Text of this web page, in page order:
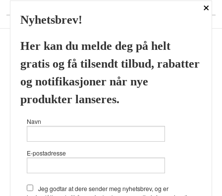
DIN KONTO
Frakt Kjøpsbetingelser
Sikkerhet og personvern
Nyhetsbrev
Viking’s Perfume House & Beard Co Fløenbakken 43 A 5009
Bergen Tlf.41696407- Foretaksregisteret 933905799
du får en bedre kjøpsopplevelse og
bruker cookies hovedsaklig til å
lagre innloggingsdetaljer og huske
×
Nyhetsbrev!
Her kan du melde deg på helt
gratis og få tilsendt tilbud, rabatter
og notifikasjoner når nye
produkter lanseres.
Navn
E-postadresse
Jeg godtar at dere sender meg nyhetsbrev, og er